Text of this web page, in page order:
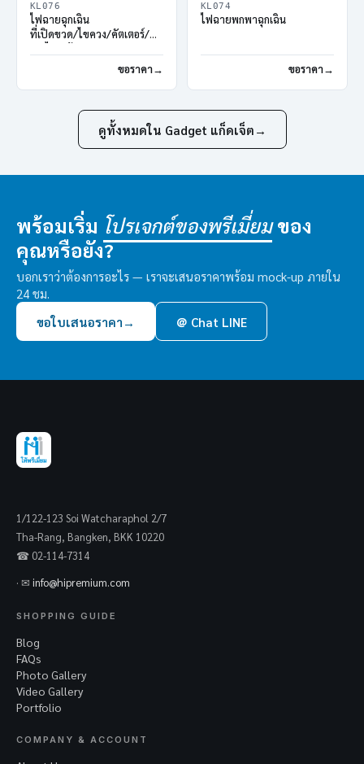
KL076
ไฟฉายฉุกเฉิน
ที่เปิดขวด/ไขควง/คัตเตอร์/
ขอราคา
KL074
ไฟฉายพกพาฉุกเฉิน
ขอราคา
ดูทั้งหมดใน Gadget แก็ดเจ็ต →
พร้อมเริ่ม โปรเจกต์ของพรีเมี่ยมของ
คุณหรือยัง?
บอกเราว่าต้องการอะไร — เราจะเสนอราคาพร้อม mock-up ภายใน
24 ชม.
ขอใบเสนอราคา → ＠ Chat LINE
1/122-123 Soi Watcharaphol 2/7
Tha-Rang, Bangken, BKK 10220
☎ 02-114-7314
· ✉ info@hipremium.com
SHOPPING GUIDE
Blog
FAQs
Photo Gallery
Video Gallery
Portfolio
COMPANY & ACCOUNT